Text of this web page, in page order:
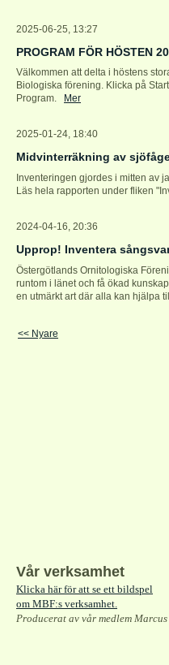
2025-06-25, 13:27
PROGRAM FÖR HÖSTEN
Välkommen att delta i höstens
Biologiska förening. Klicka på
Program.
Mer
2025-01-24, 18:40
Midvinterräkning av
Inventeringen gjordes i mitten av
Läs hela rapporten under fliken
2024-04-16, 20:36
Upprop! Inventera
Östergötlands Ornitologiska
runtom i länet och få ökad
en utmärkt art där alla kan hjälpa
<< Nyare
Vår verksamhet
Klicka här för att se ett bildspel
om MBF:s verksamhet.
Producerat av vår medlem Marcus